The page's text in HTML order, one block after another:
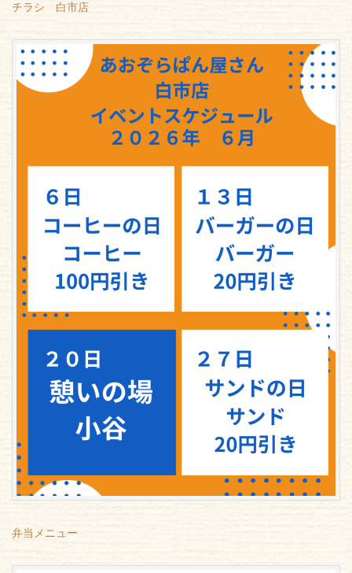
チラシ 白市店
弁当メニュー